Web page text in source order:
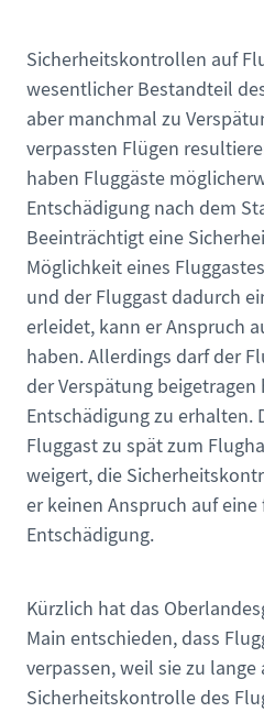
Sicherheitskontrollen auf
wesentlicher Bestandteil
aber manchmal zu
verpassten Flügen
haben Fluggäste
Entschädigung nach dem
Beeinträchtigt eine
Möglichkeit eines
und der Fluggast dadurch
erleidet, kann er Anspruch
haben. Allerdings darf der
der Verspätung beigetragen
Entschädigung zu erhalten.
Fluggast zu spät zum
weigert, die
er keinen Anspruch auf
Entschädigung.
Kürzlich hat das
Main entschieden, dass
verpassen, weil sie zu lange
Sicherheitskontrolle des